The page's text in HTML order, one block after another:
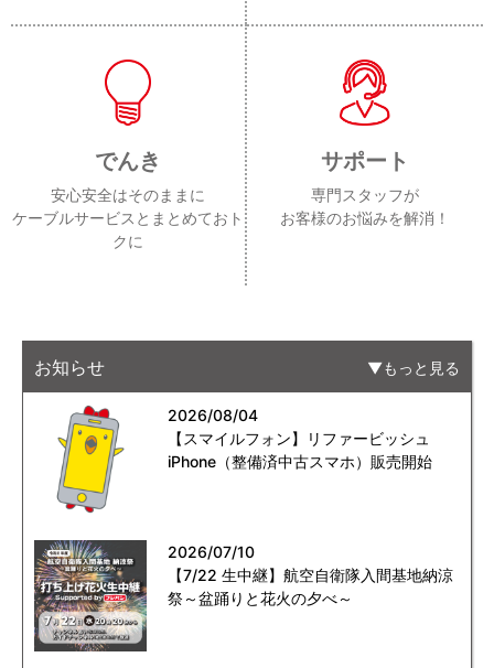
でんき
安心安全はそのままに
ケーブルサービスとまとめておト
クに
サポート
専門スタッフが
お客様のお悩みを解消！
お知らせ もっと見る
2026/08/04
【スマイルフォン】リファービッシュ
iPhone（整備済中古スマホ）販売開始
2026/07/10
【7/22 生中継】航空自衛隊入間基地納涼
祭～盆踊りと花火の夕べ～